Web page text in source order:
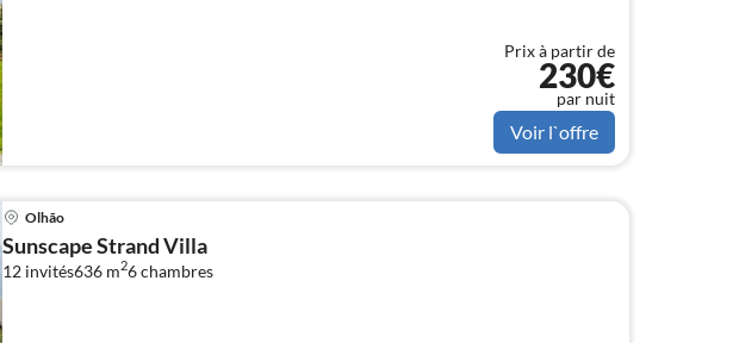
Prix à partir de
230€
par nuit
Voir l`offre
Olhão
Sunscape Strand Villa
12 invités636 m26chambres